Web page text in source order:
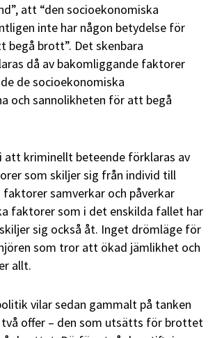
att “den socioekonomiska
inte har någon betydelse för
begå brott”. Det skenbara
då av bakomliggande faktorer
de socioekonomiska
och sannolikheten för att begå
att kriminellt beteende förklaras av
som skiljer sig från individ till
faktorer samverkar och påverkar
faktorer som i det enskilda fallet har
sig också åt. Inget drömläge för
som tror att ökad jämlikhet och
allt.
vilar sedan gammalt på tanken
offer – den som utsätts för brottet